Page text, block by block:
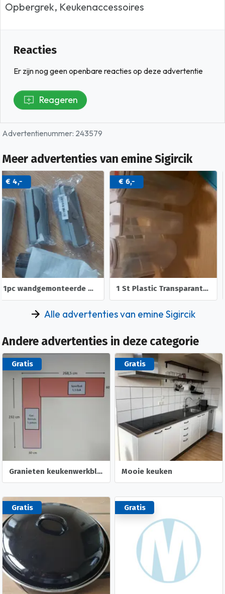
Opbergrek, Keukenaccessoires
Reacties
Er zijn nog geen openbare reacties op deze advertentie
Reageren
Advertentienummer: 243579
Meer advertenties van emine Sigircik
€ 6,- € 18,-
1pc Cereal Dispenser, 6 Grid Rijst &amp; Graan Opslagcontainer,
Alle advertenties van emine Sigircik
Andere advertenties in deze categorie
Gratis
Granieten keukenwerkblad
Gratis
Mooie keuken
Gratis Gratis